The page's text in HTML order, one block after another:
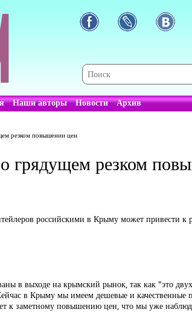
Наши авторы Новости Архив
резком повышении цен
грядущем резком
российскими в Крыму может привести к
в выходе на крымский рынок, так как "это
в Крыму мы имеем дешевые и
к заметному повышению цен, что мы уже